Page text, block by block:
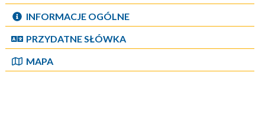
INFORMACJE OGÓLNE
PRZYDATNE SŁÓWKA
MAPA